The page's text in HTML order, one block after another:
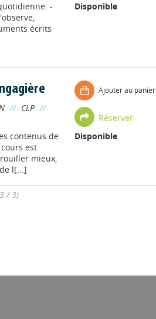
-
écrits
Disponible
// CLP //
contenus de
est
mieux,
l[...]
Ajouter au panier
Réserver
Disponible
/ 3)